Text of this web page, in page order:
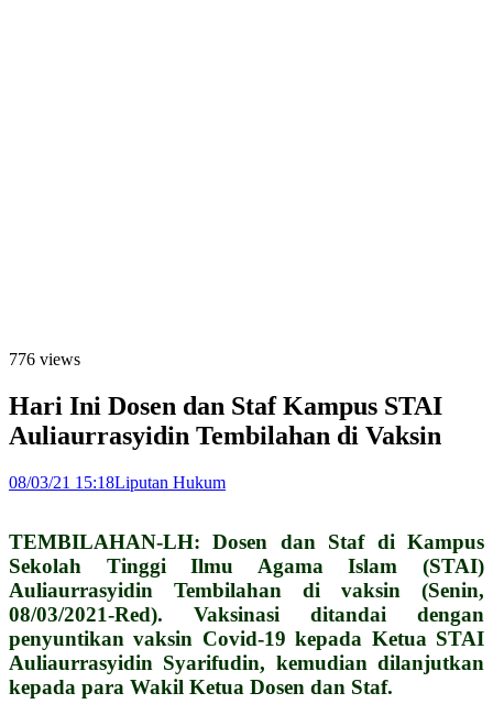
776 views
Hari Ini Dosen dan Staf Kampus STAI
Auliaurrasyidin Tembilahan di Vaksin
08/03/21 15:18Liputan Hukum
TEMBILAHAN-LH: Dosen dan Staf di Kampus
Sekolah Tinggi Ilmu Agama Islam (STAI)
Auliaurrasyidin Tembilahan di vaksin (Senin,
08/03/2021-Red). Vaksinasi ditandai dengan
penyuntikan vaksin Covid-19 kepada Ketua STAI
Auliaurrasyidin Syarifudin, kemudian dilanjutkan
kepada para Wakil Ketua Dosen dan Staf.